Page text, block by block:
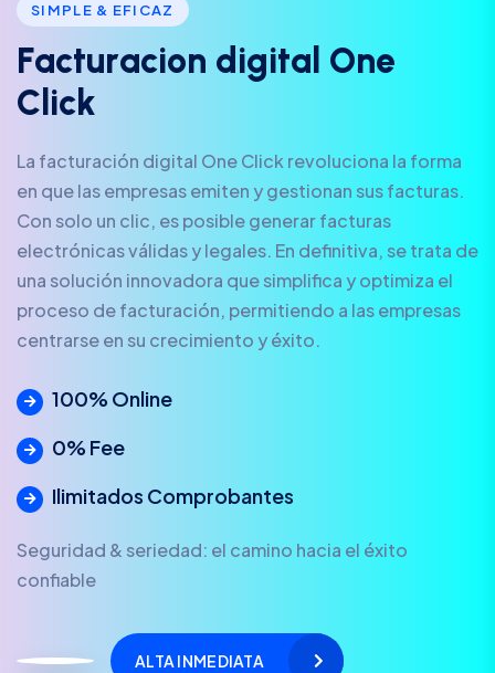
SIMPLE & EFICAZ
Facturacion d igita One
C ick
La facturación digital One Click revoluciona la forma
en que las empresas emiten y gestionan sus facturas.
Con solo un clic, es posible generar facturas
electrónicas válidas y legales. En definitiva, se trata de
una solución innovadora que simplifica y optimiza el
proceso de facturación, permitiendo a las empresas
centrarse en su crecimiento y éxito.
100% Online
0% Fee
Ilimitados Comprobantes
Seguridad & seriedad: el camino hacia el éxito
confiable
ALTA INMEDIATA